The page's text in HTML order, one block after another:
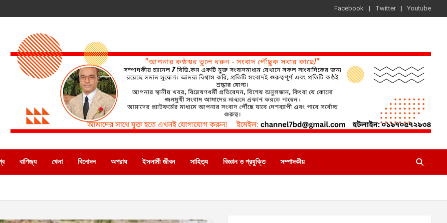
Facebook Twitter Youtube
বাণিজ্য খেলা বিনোদন অপরাধ ইসলামী জীবন সাহিত্য বিজ্ঞান ও প্রযুক্তি সম্পাদকীয়